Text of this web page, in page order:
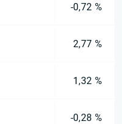
-0,72 %
2,77 %
1,32 %
-0,28 %